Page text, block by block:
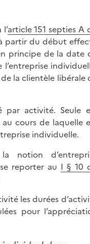
article 151 septies A
partir du début
principe de la date
la clientèle libérale
par activité. Seule
cours de laquelle
individuelle.
notion
reporter au I § 10
les durées
pour